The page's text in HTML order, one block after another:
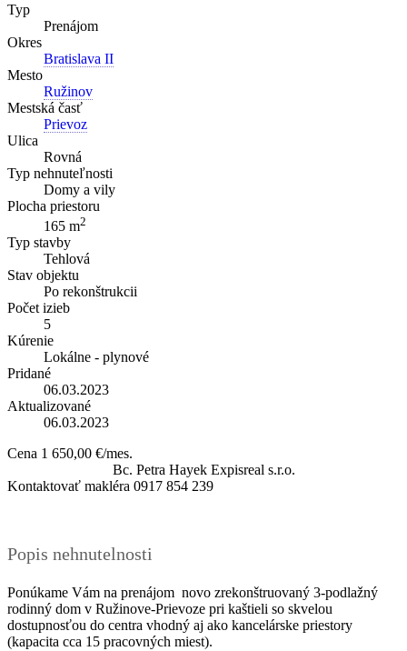
Typ
Prenájom
Okres
Bratislava II
Mesto
Ružinov
Mestská časť
Prievoz
Ulica
Rovná
Typ nehnuteľnosti
Domy a vily
Plocha priestoru
165 m2
Typ stavby
Tehlová
Stav objektu
Po rekonštrukcii
Počet izieb
5
Kúrenie
Lokálne - plynové
Pridané
06.03.2023
Aktualizované
06.03.2023
Cena 1 650,00 €/mes.
Bc. Petra Hayek Expisreal s.r.o.
Kontaktovať makléra 0917 854 239
Popis nehnutelnosti
Ponúkame Vám na prenájom novo zrekonštruovaný 3-podlažný
rodinný dom v Ružinove-Prievoze pri kaštieli so skvelou
dostupnosťou do centra vhodný aj ako kancelárske priestory
(kapacita cca 15 pracovných miest).